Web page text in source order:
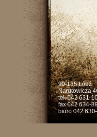
90-135 Łódź
Narutowicza
tel. 042 631-
fax 042 634-
biuro 042